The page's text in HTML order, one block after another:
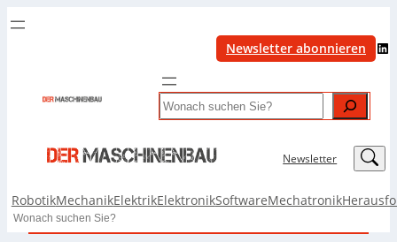
Newsletter abonnieren LinkedIn
Search
Newsletter LinkedIn
RobotikMechanikElektrikElektronikSoftwareMechatronik
Search